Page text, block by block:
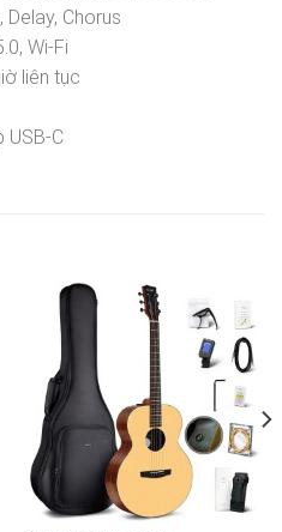
Delay, Chorus
Wi-Fi
liên tục
USB-C